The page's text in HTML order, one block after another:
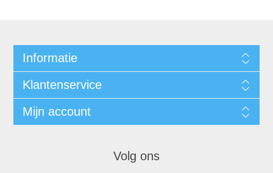
Informatie
Klantenservice
Mijn account
Volg ons